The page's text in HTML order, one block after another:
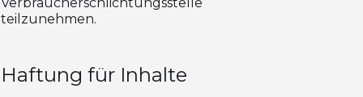
teilzunehmen.
Haftung für Inhalte